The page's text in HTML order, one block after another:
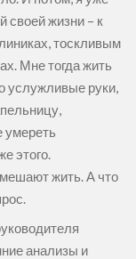
своей жизни – к
тоскливым
Мне тогда жить
услужливые руки,
умереть
этого.
жить. А что
анализы и